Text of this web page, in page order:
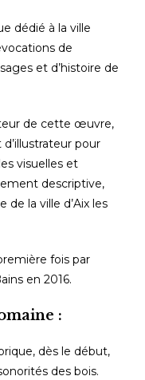
dédié à la ville
de
et d’histoire de
de cette œuvre,
pour
visuelles et
descriptive,
de la ville d’Aix les
fois par
en 2016.
:
dès le début,
des bois.